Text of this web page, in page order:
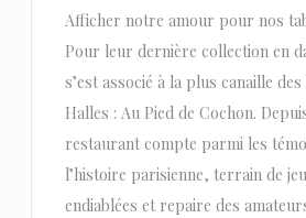
Afficher notre amour pour nos
Pour leur dernière collection en
s’est associé à la plus canaille
Halles : Au Pied de Cochon.
restaurant compte parmi les
l’histoire parisienne, terrain de
endiablées et repaire des